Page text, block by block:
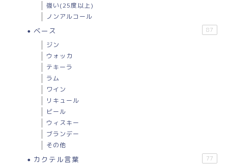
強い(25度以上)
ノンアルコール
ベース 87
ジン
ウォッカ
テキーラ
ラム
ワイン
リキュール
ビール
ウィスキー
ブランデー
その他
カクテル言葉 77